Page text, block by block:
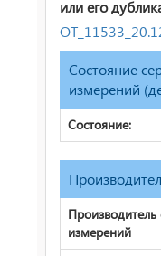
или его
Состояние
измерений
Состояние:
Производитель
измерений